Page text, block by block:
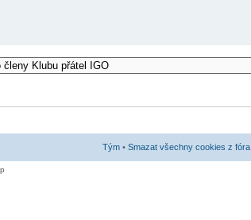
Tým • Smazat všechny cookies z fóra